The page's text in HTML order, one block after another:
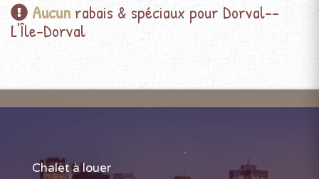
Aucun rabais & spéciaux pour Dorval--
L'Île-Dorval
Chalet à louer